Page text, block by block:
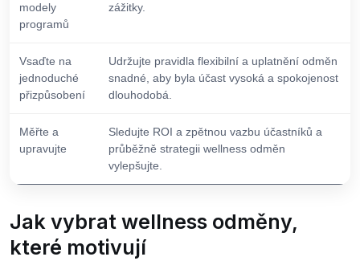
modely
programů
zážitky.
Vsaďte na
jednoduché
přizpůsobení
Udržujte pravidla flexibilní a uplatnění odměn
snadné, aby byla účast vysoká a spokojenost
dlouhodobá.
Měřte a
upravujte
Sledujte ROI a zpětnou vazbu účastníků a
průběžně strategii wellness odměn
vylepšujte.
Jak vybrat wellness odměny,
které motivují